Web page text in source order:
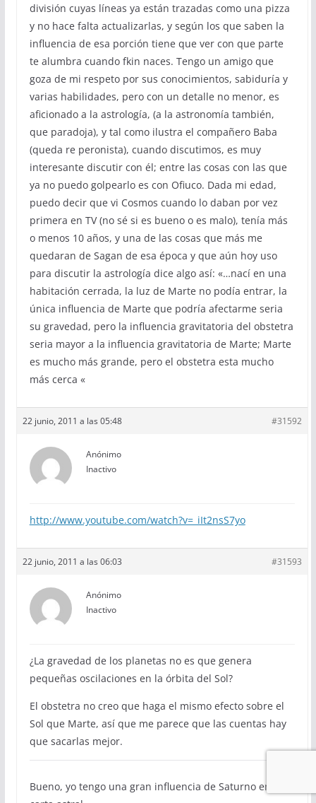
división cuyas líneas ya están trazadas como una pizza
y no hace falta actualizarlas, y según los que saben la
influencia de esa porción tiene que ver con que parte
te alumbra cuando fkin naces. Tengo un amigo que
goza de mi respeto por sus conocimientos, sabiduría y
varias habilidades, pero con un detalle no menor, es
aficionado a la astrología, (a la astronomía también,
que paradoja), y tal como ilustra el compañero Baba
(queda re peronista), cuando discutimos, es muy
interesante discutir con él; entre las cosas con las que
ya no puedo golpearlo es con Ofiuco. Dada mi edad,
puedo decir que vi Cosmos cuando lo daban por vez
primera en TV (no sé si es bueno o es malo), tenía más
o menos 10 años, y una de las cosas que más me
quedaran de Sagan de esa época y que aún hoy uso
para discutir la astrología dice algo así: «…nací en una
habitación cerrada, la luz de Marte no podía entrar, la
única influencia de Marte que podría afectarme seria
su gravedad, pero la influencia gravitatoria del obstetra
seria mayor a la influencia gravitatoria de Marte; Marte
es mucho más grande, pero el obstetra esta mucho
más cerca «
22 junio, 2011 a las 05:48 #31592
Anónimo
Inactivo
http://www.youtube.com/watch?v=_iIt2nsS7yo
22 junio, 2011 a las 06:03 #31593
Anónimo
Inactivo
¿La gravedad de los planetas no es que genera
pequeñas oscilaciones en la órbita del Sol?
El obstetra no creo que haga el mismo efecto sobre el
Sol que Marte, así que me parece que las cuentas hay
que sacarlas mejor.
Bueno, yo tengo una gran influencia de Saturno en mi